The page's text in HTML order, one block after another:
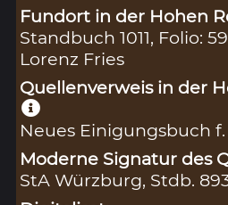
Fundort in der Hohen
Standbuch 1011, Folio:
Lorenz Fries
Quellenverweis in der
Neues Einigungsbuch f.
Moderne Signatur des
StA Würzburg, Stdb.